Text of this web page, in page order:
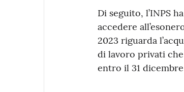
Di seguito, l’INPS
accedere
2023 riguarda
di lavoro privati
entro il 31